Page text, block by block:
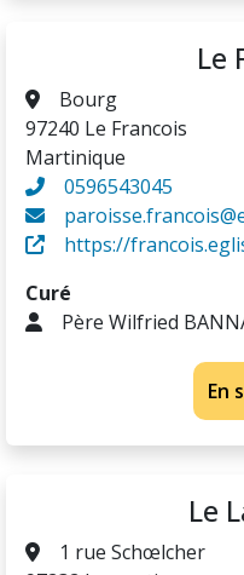
Le
Bourg
97240 Le Francois
Martinique
0596543045
https://
Curé
Père Wilfried
En
Le
1 rue Schœlcher